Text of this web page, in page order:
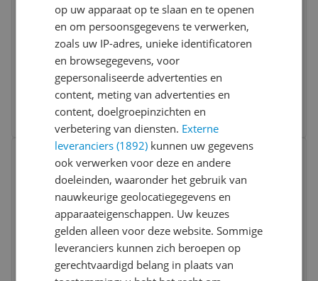
Ortega RTPSTD-NAT Natural - 4/4
Klassieke gitaar
€ 432,77
Bekijk meer informatie
Vergelijken
Bekijk product
op uw apparaat op te slaan en te openen
en om persoonsgegevens te verwerken,
zoals uw IP-adres, unieke identificatoren
en browsegegevens, voor
gepersonaliseerde advertenties en
content, meting van advertenties en
content, doelgroepinzichten en
verbetering van diensten. Externe
leveranciers (1892) kunnen uw gegevens
ook verwerken voor deze en andere
doeleinden, waaronder het gebruik van
nauwkeurige geolocatiegegevens en
apparaateigenschappen. Uw keuzes
gelden alleen voor deze website. Sommige
leveranciers kunnen zich beroepen op
gerechtvaardigd belang in plaats van